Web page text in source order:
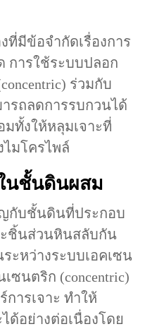
ที่มีข้อจำกัดเรื่องการ
การใช้ระบบปลอก
ร่วมกับ
รถลดการรบกวนได้
ทั้งให้หลุมเจาะที่
มโครไพล์
นชั้นดินผสม
กับชั้นดินที่ประกอบ
ชิ้นส่วนหินสลับกัน
ะหว่างระบบเอคเซน
ซนตริก (concentric)
ารเจาะ ทำให้
ด้อย่างต่อเนื่องโดย